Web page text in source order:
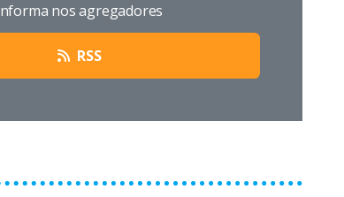
nos agregadores
RSS